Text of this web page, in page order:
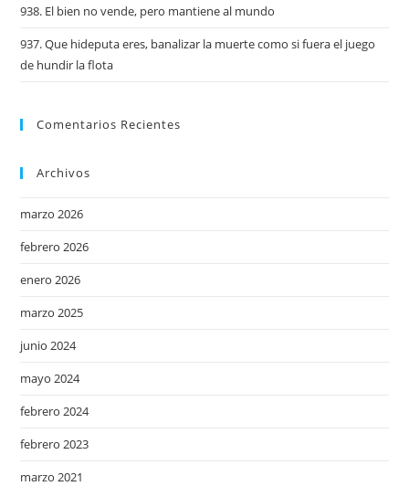
938. El bien no vende, pero mantiene al mundo
937. Que hideputa eres, banalizar la muerte como si fuera el juego
de hundir la flota
Comentarios Recientes
Archivos
marzo 2026
febrero 2026
enero 2026
marzo 2025
junio 2024
mayo 2024
febrero 2024
febrero 2023
marzo 2021